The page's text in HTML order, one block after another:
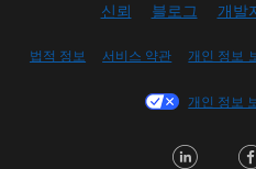
Français
신뢰 블로그 개발
법적 정보 서비스 약관 개인 정보
개인 정보